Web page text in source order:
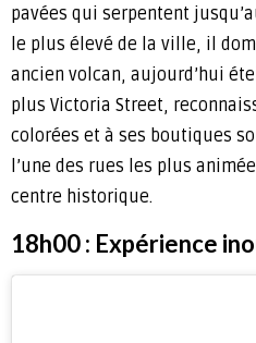
pavées qui serpentent
le plus élevé de la ville, il
ancien volcan, aujourd’hui
plus Victoria Street,
colorées et à ses boutiques
l’une des rues les plus
centre historique.
18h00 : Expérience